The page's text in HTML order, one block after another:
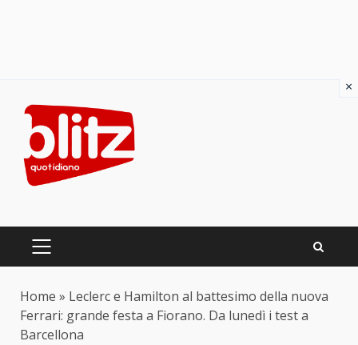
content
PRIMARY
Home » Leclerc e Hamilton al battesimo della nuova
Ferrari: grande festa a Fiorano. Da lunedì i test a
Barcellona
×